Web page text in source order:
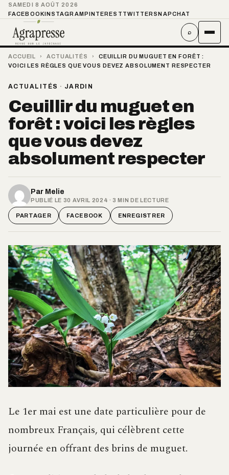
SAMEDI 8 AOÛT 2026
FACEBOOKINSTAGRAMPINTEREST TWITTER SNAPCHAT
⌕
ACCUEIL › ACTUALITÉS ›
CEUILLIR DU MUGUET EN FORÊT :
VOICI LES RÈGLES QUE VOUS DEVEZ ABSOLUMENT RESPECTER
ACTUALITÉS · JARDIN
Ceuillir du muguet en
forêt : voici les règles
que vous devez
absolument respecter
Par Melie
PUBLIÉ LE 30 AVRIL 2024 · 3 MIN DE LECTURE
PARTAGER FACEBOOK ENREGISTRER
Le 1er mai est une date particulière pour de
nombreux Français, qui célèbrent cette
journée en offrant des brins de muguet.